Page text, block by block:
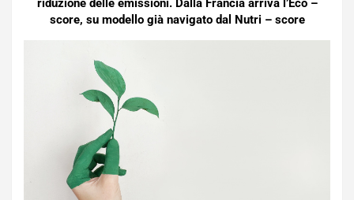
riduzione delle emissioni. Dalla Francia arriva l’Eco –
score, su modello già navigato dal Nutri – score